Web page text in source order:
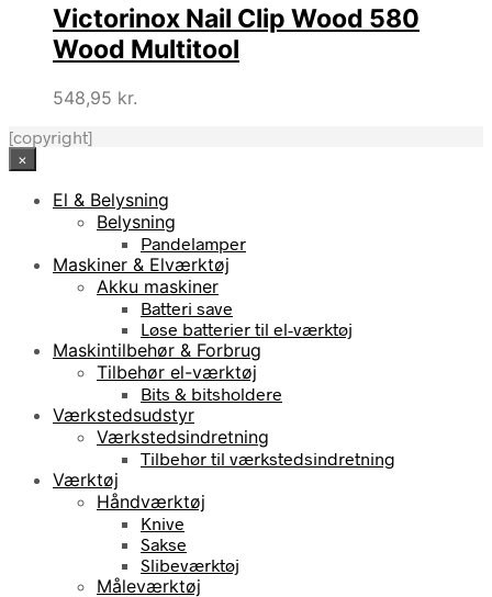
Victorinox Nail Clip Wood 580
Wood Multitool
548,95 kr.
[copyright]
×
El & Belysning
Belysning
Pandelamper
Maskiner & Elværktøj
Akku maskiner
Batteri save
Løse batterier til el-værktøj
Maskintilbehør & Forbrug
Tilbehør el-værktøj
Bits & bitsholdere
Værkstedsudstyr
Værkstedsindretning
Tilbehør til værkstedsindretning
Værktøj
Håndværktøj
Knive
Sakse
Slibeværktøj
Måleværktøj